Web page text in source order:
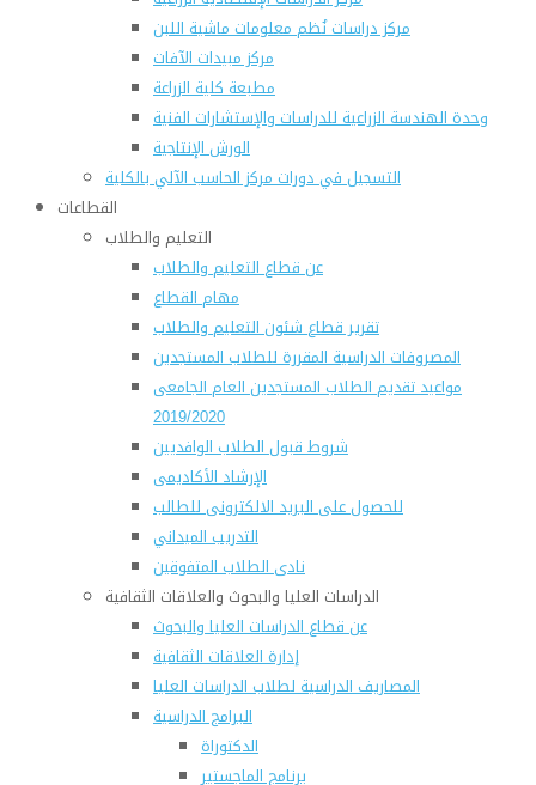
مركز دراسات نُظم معلومات ماشية اللبن
مركز مبيدات الآفات
مطبعة كلية الزراعة
وحدة الهندسة الزراعية للدراسات والإستشارات الفنية
الورش الإنتاجية
التسجيل في دورات مركز الحاسب الآلي بالكلية
القطاعات
التعليم والطلاب
عن قطاع التعليم والطلاب
مهام القطاع
تقرير قطاع شئون التعليم والطلاب
المصروفات الدراسية المقررة للطلاب المستجدين
مواعيد تقديم الطلاب المستجدين العام الجامعى
2019/2020
شروط قبول الطلاب الوافديين
الإرشاد الأكاديمى
للحصول على البريد الالكترونى للطالب
التدريب الميداني
نادى الطلاب المتفوقين
الدراسات العليا والبحوث والعلاقات الثقافية
عن قطاع الدراسات العليا والبحوث
إدارة العلاقات الثقافية
المصاريف الدراسية لطلاب الدراسات العليا
البرامج الدراسية
الدكتوراة
برنامج الماجستير